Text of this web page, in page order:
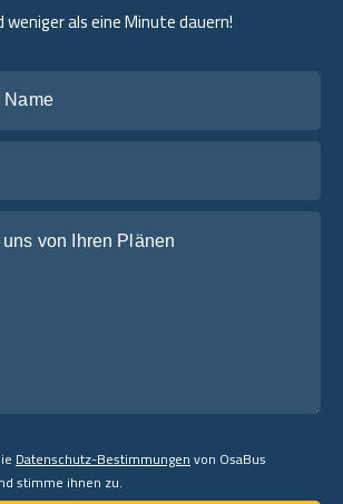
weniger als eine Minute dauern!
Datenschutz-Bestimmungenvon OsaBus
stimme ihnen zu.